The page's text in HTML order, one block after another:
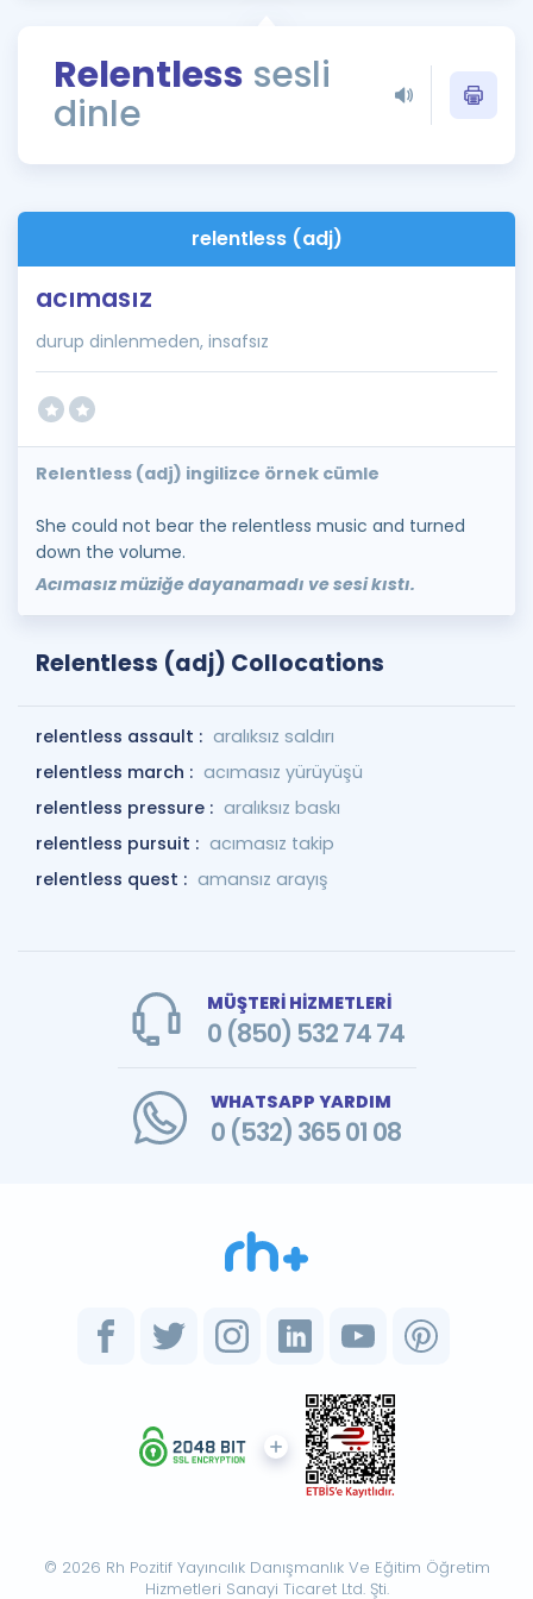
Rehberlik Aracı
ÖSYM Sınav Takvimi
İngilizce Gramer
Relentless sesli
dinle
relentless (adj)
acımasız
durup dinlenmeden, insafsız
Relentless (adj) ingilizce örnek cümle
She could not bear the relentless music and turned
down the volume.
Acımasız müziğe dayanamadı ve sesi kıstı.
Relentless (adj) Collocations
relentless assault : aralıksız saldırı
relentless march : acımasız yürüyüşü
relentless pressure : aralıksız baskı
relentless pursuit : acımasız takip
relentless quest : amansız arayış
MÜŞTERİ HİZMETLERİ
0 (850) 532 74 74
WHATSAPP YARDIM
0 (532) 365 01 08
© 2026 Rh Pozitif Yayıncılık Danışmanlık Ve Eğitim Öğretim
Hizmetleri Sanayi Ticaret Ltd. Şti.